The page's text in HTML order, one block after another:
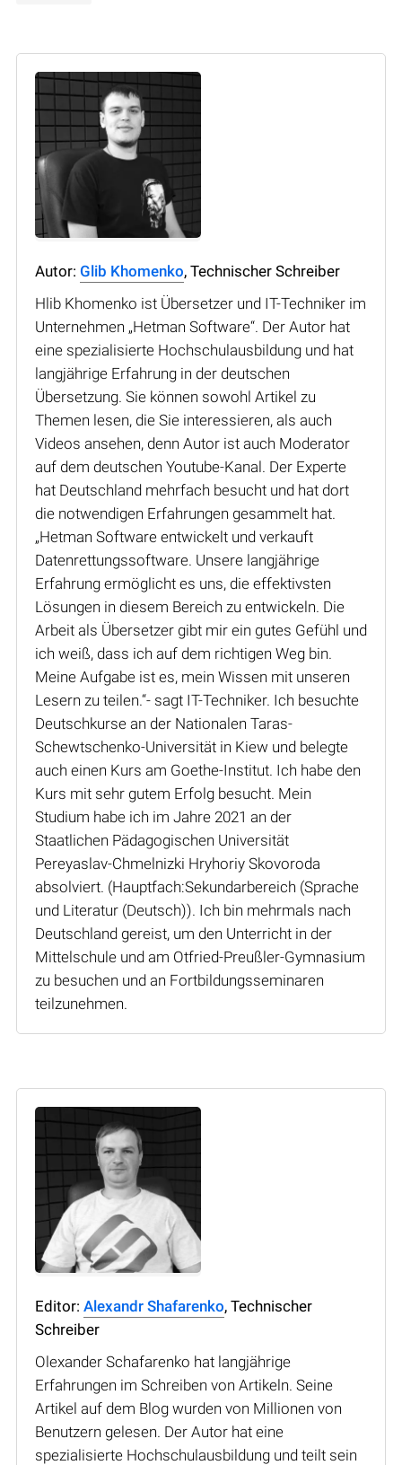
Autor: Glib Khomenko, Technischer Schreiber
Hlib Khomenko ist Übersetzer und IT-Techniker im
Unternehmen „Hetman Software“. Der Autor hat
eine spezialisierte Hochschulausbildung und hat
langjährige Erfahrung in der deutschen
Übersetzung. Sie können sowohl Artikel zu
Themen lesen, die Sie interessieren, als auch
Videos ansehen, denn Autor ist auch Moderator
auf dem deutschen Youtube-Kanal. Der Experte
hat Deutschland mehrfach besucht und hat dort
die notwendigen Erfahrungen gesammelt hat.
„Hetman Software entwickelt und verkauft
Datenrettungssoftware. Unsere langjährige
Erfahrung ermöglicht es uns, die effektivsten
Lösungen in diesem Bereich zu entwickeln. Die
Arbeit als Übersetzer gibt mir ein gutes Gefühl und
ich weiß, dass ich auf dem richtigen Weg bin.
Meine Aufgabe ist es, mein Wissen mit unseren
Lesern zu teilen.“- sagt IT-Techniker. Ich besuchte
Deutschkurse an der Nationalen Taras-
Schewtschenko-Universität in Kiew und belegte
auch einen Kurs am Goethe-Institut. Ich habe den
Kurs mit sehr gutem Erfolg besucht. Mein
Studium habe ich im Jahre 2021 an der
Staatlichen Pädagogischen Universität
Pereyaslav-Chmelnizki Hryhoriy Skovoroda
absolviert. (Hauptfach:Sekundarbereich (Sprache
und Literatur (Deutsch)). Ich bin mehrmals nach
Deutschland gereist, um den Unterricht in der
Mittelschule und am Otfried-Preußler-Gymnasium
zu besuchen und an Fortbildungsseminaren
teilzunehmen.
Editor: Alexandr Shafarenko, Technischer
Schreiber
Olexander Schafarenko hat langjährige
Erfahrungen im Schreiben von Artikeln. Seine
Artikel auf dem Blog wurden von Millionen von
Benutzern gelesen. Der Autor hat eine
spezialisierte Hochschulausbildung und teilt sein